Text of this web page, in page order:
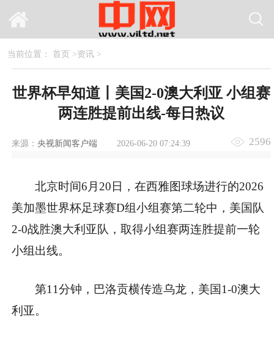
当前位置： 首页 >资讯>
世界杯早知道丨美国2-0澳大利亚 小组赛
两连胜提前出线-每日热议
来源： 央视新闻客户端 2026-06-20 07:24:39 2596
北京时间6月20日，在西雅图球场进行的2026
美加墨世界杯足球赛D组小组赛第二轮中，美国队
2-0战胜澳大利亚队，取得小组赛两连胜提前一轮
小组出线。
第11分钟，巴洛贡横传造乌龙，美国1-0澳大
利亚。